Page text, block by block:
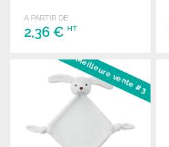
A PARTIR DE
2,36 € HT
COMMANDER
Demander un devis
Meilleure vente #3